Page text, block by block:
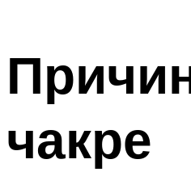
чакре